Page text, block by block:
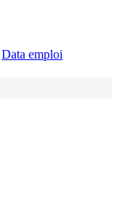
Data emploi